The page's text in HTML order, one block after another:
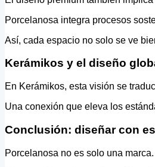
Porcelanosa integra procesos
Así, cada espacio no solo se ve
Kerámikos y el diseño
En Kerámikos, esta visión se
Una conexión que eleva los
Conclusión: diseñar con
Porcelanosa no es solo una marca.